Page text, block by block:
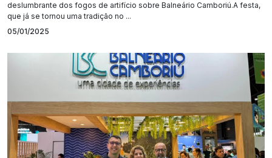
deslumbrante dos fogos de artifício sobre Balneário Camboriú.A festa,
que já se tornou uma tradição no ...
05/01/2025